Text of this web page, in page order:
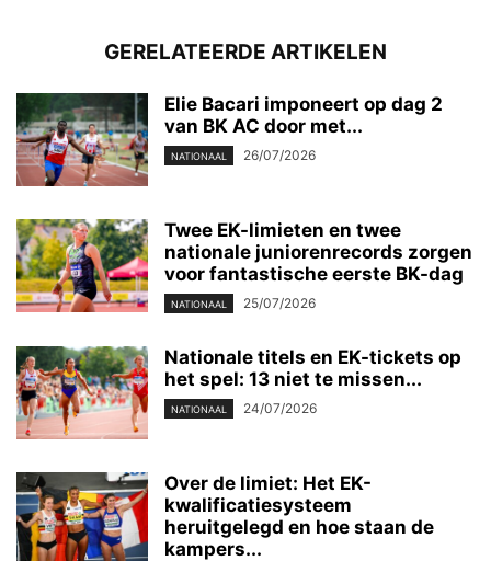
GERELATEERDE ARTIKELEN
Elie Bacari imponeert op dag 2
van BK AC door met...
NATIONAAL 26/07/2026
Twee EK-limieten en twee
nationale juniorenrecords zorgen
voor fantastische eerste BK-dag
NATIONAAL 25/07/2026
Nationale titels en EK-tickets op
het spel: 13 niet te missen...
NATIONAAL 24/07/2026
Over de limiet: Het EK-
kwalificatiesysteem
heruitgelegd en hoe staan de
kampers...